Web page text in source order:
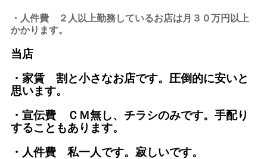
・人件費 ２人以上勤務しているお店は月３０万円以上
かかります。
当店
・家賃 割と小さなお店です。圧倒的に安いと
思います。
・宣伝費 ＣＭ無し、チラシのみです。手配り
することもあります。
・人件費 私一人です。寂しいです。